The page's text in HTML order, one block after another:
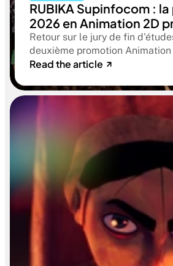
RUBIKA Supinfocom :
2026 en Animation 2D
films de fin d'études
Retour sur le jury de fin
deuxième promotion Animation
Supinfocom. Six courts-
aboutissant à des œuvres
Read the article